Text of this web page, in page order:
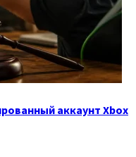
аккаунт Xbox